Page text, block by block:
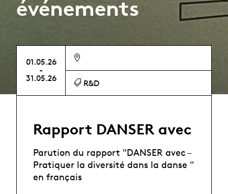
événements
01.05.26
-
31.05.26
R&D
Rapport DANSER avec
Parution du rapport "DANSER avec –
Pratiquer la diversité dans la danse "
en français